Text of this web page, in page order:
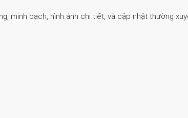
minh bạch, hình ảnh chi tiết, và cập nhật thường